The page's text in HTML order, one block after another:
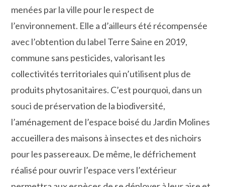
menées par la ville pour le respect de
l’environnement. Elle a d’ailleurs été récompensée
avec l’obtention du label Terre Saine en 2019,
commune sans pesticides, valorisant les
collectivités territoriales qui n’utilisent plus de
produits phytosanitaires. C’est pourquoi, dans un
souci de préservation de la biodiversité,
l’aménagement de l’espace boisé du Jardin Molines
accueillera des maisons à insectes et des nichoirs
pour les passereaux. De même, le défrichement
réalisé pour ouvrir l’espace vers l’extérieur